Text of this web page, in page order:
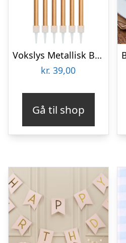
Vokslys Metallisk Bronze
kr. 39,00
Gå til shop